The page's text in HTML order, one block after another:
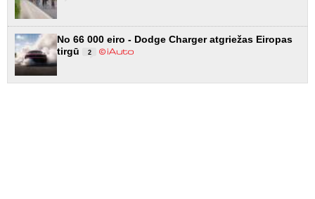
No 66 000 eiro - Dodge Charger atgriežas Eiropas
tirgū
2